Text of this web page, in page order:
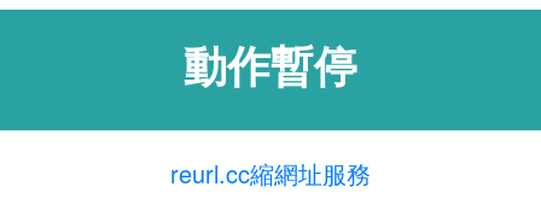
動作暫停
reurl.cc縮網址服務